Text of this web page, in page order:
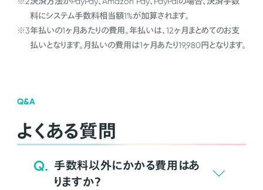
料にシステム手数料相当額1%が加算されます。
※3年払いの1ヶ月あたりの費用。年払いは、12ヶ月まとめてのお支
払いとなります。月払いの費用は1ヶ月あたり19,980円となります。
Q&A
よくある質問
Q. 手数料以外にかかる費用はあ
りますか？